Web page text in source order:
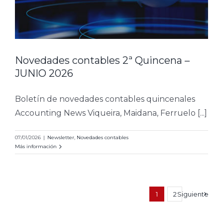
Novedades contables 2ª Quincena –
JUNIO 2026
Boletín de novedades contables quincenales
Accounting News Viqueira, Maidana, Ferruelo [...]
07/01/2026 | Newsletter, Novedades contables
Más información
1 2Siguiente